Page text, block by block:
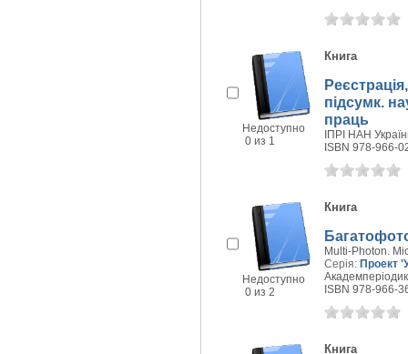
Недоступно
0 из 1
Книга
підсумк.
праць
ІПРІ НАН
ISBN 978-966-
Недоступно
0 из 2
Книга
Multi-Photon.
Серія: Проект
ISBN 978-966-
Книга